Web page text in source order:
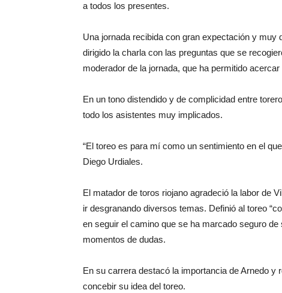
a todos los presentes.
Una jornada recibida con gran expectación y muy
dirigido la charla con las preguntas que se
moderador de la jornada, que ha permitido
En un tono distendido y de complicidad entre
todo los asistentes muy implicados.
“El toreo es para mí como un sentimiento en el
Diego Urdiales.
El matador de toros riojano agradeció la labor de
ir desgranando diversos temas. Definió al toreo
en seguir el camino que se ha marcado seguro
momentos de dudas.
En su carrera destacó la importancia de Arnedo
concebir su idea del toreo.